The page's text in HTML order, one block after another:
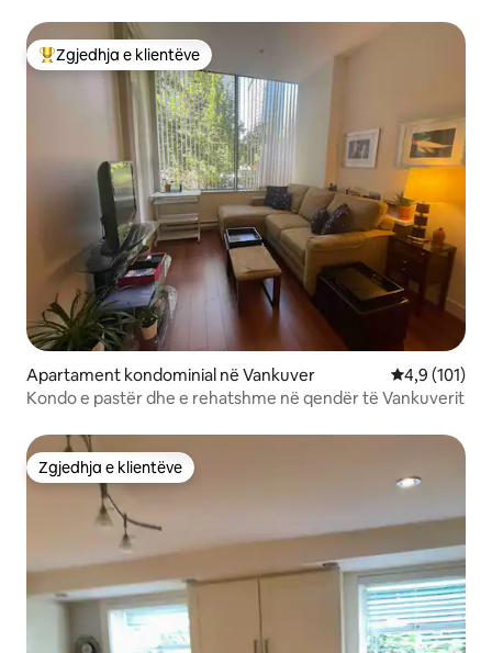
Më të mirat e zgjedhjeve të klientëve
Zgjedhja e klientëve
Apartament kondominial në Vankuver Vlerësimi
4,9 (101)
Kondo e pastër dhe e rehatshme në qendër të Vankuverit
Zgjedhja e klientëve
Zgjedhja e klientëve